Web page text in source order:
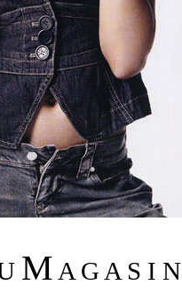
M A G A S I